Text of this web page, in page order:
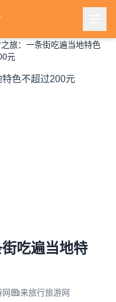
旅：一条街吃遍当地特色
元
吃遍当地特
来旅行旅游网